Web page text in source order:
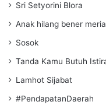
Sri Setyorini Blora
Anak hilang bener
Sosok
Tanda Kamu Butuh
Lamhot Sijabat
#PendapatanDaerah